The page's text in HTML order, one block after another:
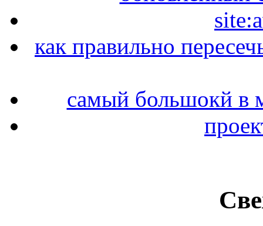
как правильно
самый большокй в